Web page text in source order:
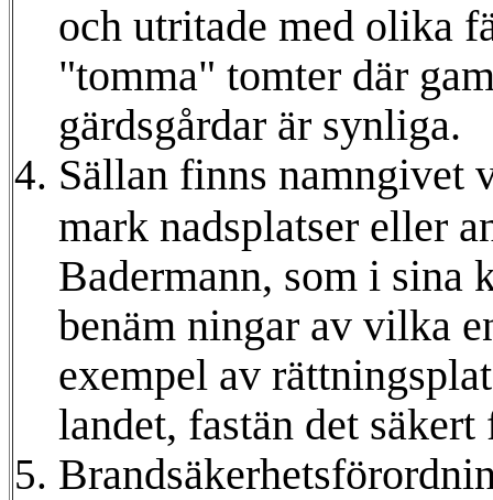
och utritade med olika
"tomma" tomter där
gärdsgårdar är synliga.
Sällan finns namngivet
mark nadsplatser eller
Badermann, som i sina
benäm ningar av vilka
exempel av
landet, fastän det